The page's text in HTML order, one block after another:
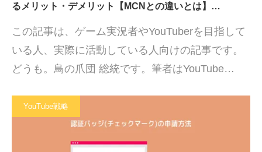
るメリット・デメリット【MCNとの違いとは】…
この記事は、ゲーム実況者やYouTuberを目指して
いる人、実際に活動している人向けの記事です。
どうも。鳥の爪団 総統です。筆者はYouTube…
YouTube戦略